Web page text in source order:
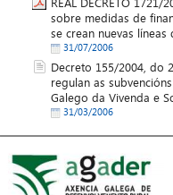
sobre medidas de
se crean nuevas
31/07/2006
Decreto 155/2004, do
regulan as
Galego da Vivenda e
31/03/2006